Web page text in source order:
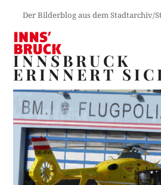
Der Bilderblog aus dem Stadtarchiv/
INNSBRUCK
ERINNERT